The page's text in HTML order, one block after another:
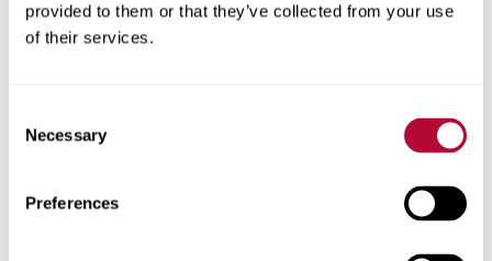
provided to them or that they’ve collected from your use
of their services.
Selection
Necessary
Preferences
CEP/Código postal